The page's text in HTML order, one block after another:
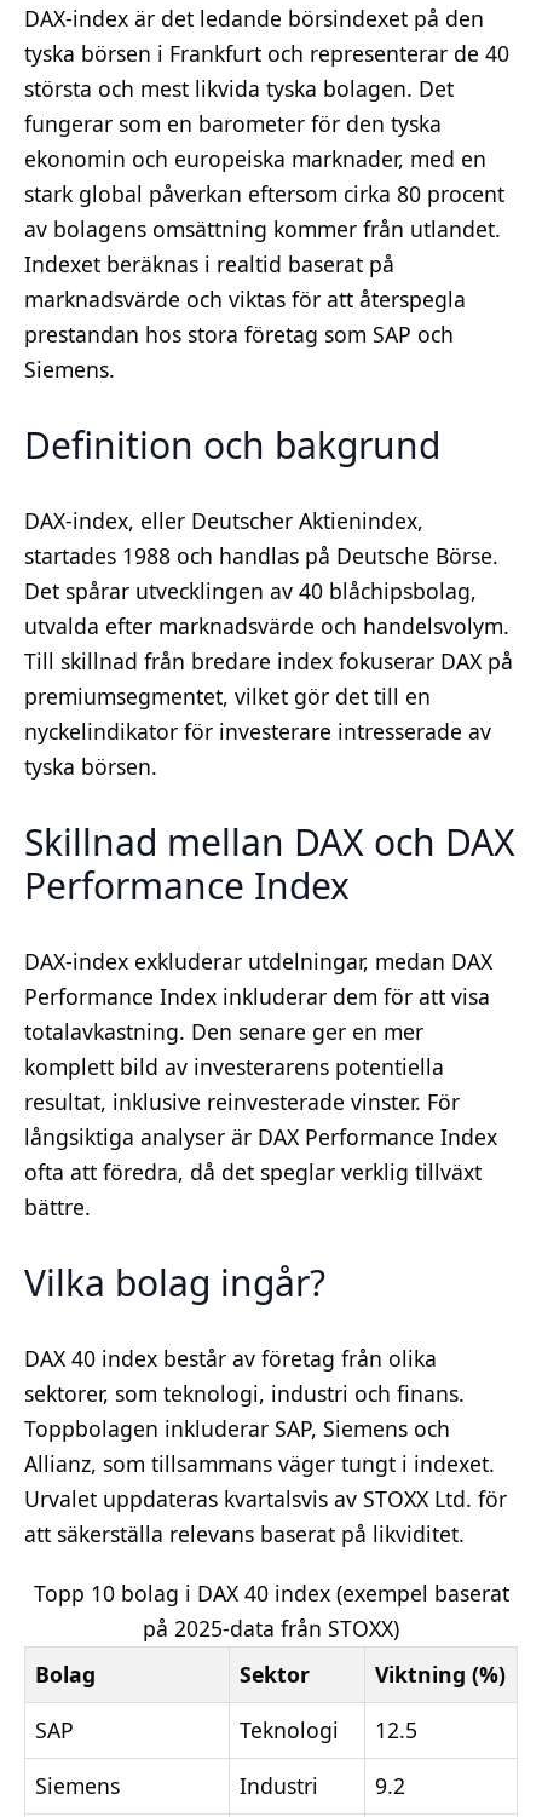
DAX-index är det ledande börsindexet på den
tyska börsen i Frankfurt och representerar de 40
största och mest likvida tyska bolagen. Det
fungerar som en barometer för den tyska
ekonomin och europeiska marknader, med en
stark global påverkan eftersom cirka 80 procent
av bolagens omsättning kommer från utlandet.
Indexet beräknas i realtid baserat på
marknadsvärde och viktas för att återspegla
prestandan hos stora företag som SAP och
Siemens.
Definition och bakgrund
DAX-index, eller Deutscher Aktienindex,
startades 1988 och handlas på Deutsche Börse.
Det spårar utvecklingen av 40 blåchipsbolag,
utvalda efter marknadsvärde och handelsvolym.
Till skillnad från bredare index fokuserar DAX på
premiumsegmentet, vilket gör det till en
nyckelindikator för investerare intresserade av
tyska börsen.
Skillnad mellan DAX och DAX
Performance Index
DAX-index exkluderar utdelningar, medan DAX
Performance Index inkluderar dem för att visa
totalavkastning. Den senare ger en mer
komplett bild av investerarens potentiella
resultat, inklusive reinvesterade vinster. För
långsiktiga analyser är DAX Performance Index
ofta att föredra, då det speglar verklig tillväxt
bättre.
Vilka bolag ingår?
DAX 40 index består av företag från olika
sektorer, som teknologi, industri och finans.
Toppbolagen inkluderar SAP, Siemens och
Allianz, som tillsammans väger tungt i indexet.
Urvalet uppdateras kvartalsvis av STOXX Ltd. för
att säkerställa relevans baserat på likviditet.
Topp 10 bolag i DAX 40 index (exempel baserat
på 2025-data från STOXX)
Bolag
Sektor
Viktning (%)
SAP
Teknologi
12.5
Siemens
Industri
9.2